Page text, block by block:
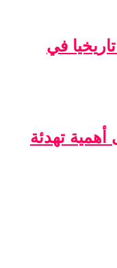
في
أهمية تهدئة